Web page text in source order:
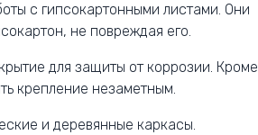
с гипсокартонными листами. Они
не повреждая его.
для защиты от коррозии. Кроме
крепление незаметным.
и деревянные каркасы.